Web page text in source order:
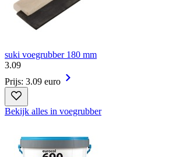
suki voegrubber 180 mm
3.09
Prijs: 3.09 euro
Bekijk alles in voegrubber